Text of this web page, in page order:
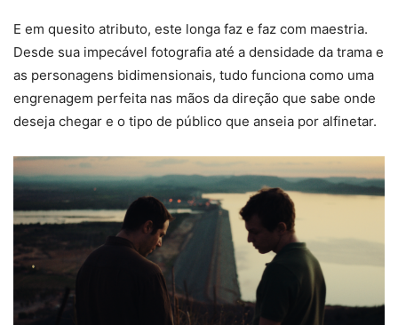
E em quesito atributo, este longa faz e faz com maestria.
Desde sua impecável fotografia até a densidade da trama e
as personagens bidimensionais, tudo funciona como uma
engrenagem perfeita nas mãos da direção que sabe onde
deseja chegar e o tipo de público que anseia por alfinetar.